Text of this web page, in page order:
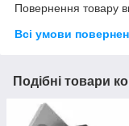
Повернення товару
Всі умови
Подібні товари